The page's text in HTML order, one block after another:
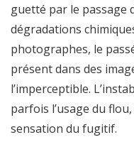
guetté par le passage
dégradations
photographes, le
présent dans des
l’imperceptible.
parfois l’usage du
sensation du fugitif.